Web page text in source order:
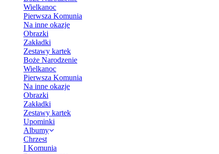
Wielkanoc
Pierwsza Komunia
Na inne okazje
Obrazki
Zakładki
Zestawy kartek
Boże Narodzenie
Wielkanoc
Pierwsza Komunia
Na inne okazje
Obrazki
Zakładki
Zestawy kartek
Upominki
Albumy
Chrzest
I Komunia